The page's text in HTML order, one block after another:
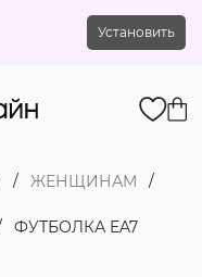
Установить
ЖЕНЩИНАМ
ФУТБОЛКА EA7